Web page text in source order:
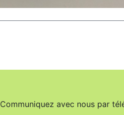
Communiquez avec nous par